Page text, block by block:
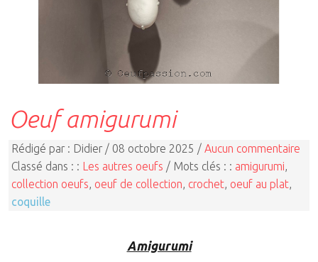
Oeuf amigurumi
Rédigé par : Didier / 08 octobre 2025 / Aucun commentaire
Classé dans : : Les autres oeufs / Mots clés : : amigurumi
collection oeufs oeuf de collection crochet oeuf au plat
coquille
Amigurumi